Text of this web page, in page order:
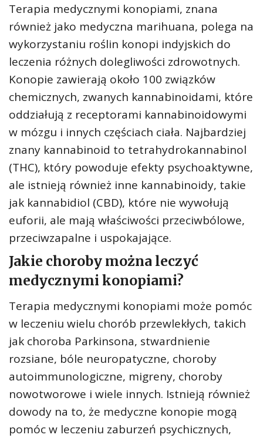
Terapia medycznymi konopiami, znana
również jako medyczna marihuana, polega na
wykorzystaniu roślin konopi indyjskich do
leczenia różnych dolegliwości zdrowotnych.
Konopie zawierają około 100 związków
chemicznych, zwanych kannabinoidami, które
oddziałują z receptorami kannabinoidowymi
w mózgu i innych częściach ciała. Najbardziej
znany kannabinoid to tetrahydrokannabinol
(THC), który powoduje efekty psychoaktywne,
ale istnieją również inne kannabinoidy, takie
jak kannabidiol (CBD), które nie wywołują
euforii, ale mają właściwości przeciwbólowe,
przeciwzapalne i uspokajające.
Jakie choroby można leczyć
medycznymi konopiami?
Terapia medycznymi konopiami może pomóc
w leczeniu wielu chorób przewlekłych, takich
jak choroba Parkinsona, stwardnienie
rozsiane, bóle neuropatyczne, choroby
autoimmunologiczne, migreny, choroby
nowotworowe i wiele innych. Istnieją również
dowody na to, że medyczne konopie mogą
pomóc w leczeniu zaburzeń psychicznych,